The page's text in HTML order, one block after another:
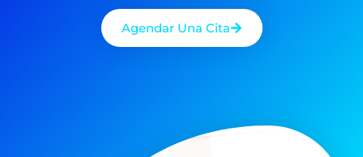
Agendar Una Cita